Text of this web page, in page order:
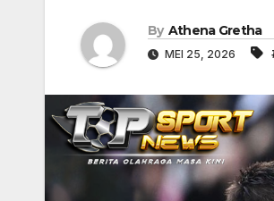
By Athena Gretha
MEI 25, 2026